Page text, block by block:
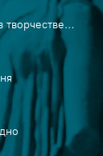
наследия
философии,
лекции
их.